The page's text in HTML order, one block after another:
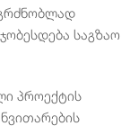
საგზაო
პროექტის